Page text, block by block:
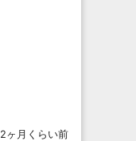
2ヶ月くらい前